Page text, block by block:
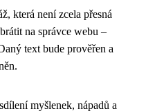
která není zcela přesná
na správce webu –
text bude prověřen a
myšlenek, nápadů a